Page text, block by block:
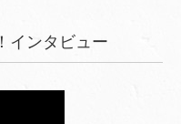
インタビュー